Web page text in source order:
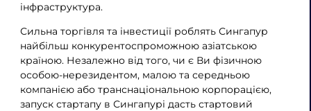
інфраструктура.
Сильна торгівля та інвестиції роблять Сингапур
найбільш конкурентоспроможною азіатською
країною. Незалежно від того, чи є Ви фізичною
особою-нерезидентом, малою та середньою
компанією або транснаціональною корпорацією,
запуск стартапу в Сингапурі дасть стартовий